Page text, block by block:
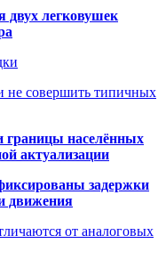
двух легковушек
не совершить типичных
границы населённых
актуализации
задержки
движения
от аналоговых